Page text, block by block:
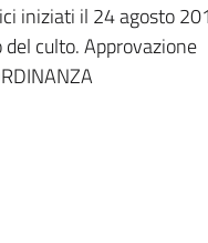
iniziati il 24 agosto
culto. Approvazione